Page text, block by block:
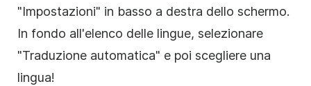
"Impostazioni" in basso a destra dello schermo.
In fondo all'elenco delle lingue, selezionare
"Traduzione automatica" e poi scegliere una
lingua!